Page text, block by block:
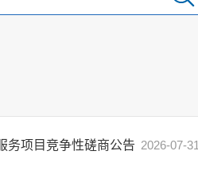
务项目竞争性磋商公告 2026-07-31